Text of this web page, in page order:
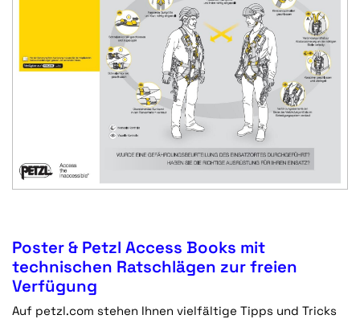
Poster & Petzl Access Books mit
technischen Ratschlägen zur freien
Verfügung
Auf petzl.com stehen Ihnen vielfältige Tipps und Tricks